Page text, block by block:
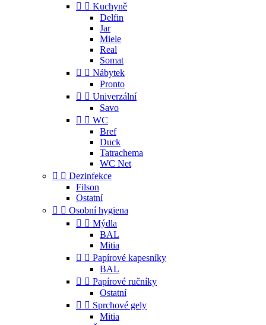
  Kuchyně
Delfin
Jar
Miele
Real
Somat
  Nábytek
Pronto
  Univerzální
Savo
  WC
Bref
Duck
Tatrachema
WC Net
  Dezinfekce
Filson
Ostatní
  Osobní hygiena
  Mýdla
BAL
Mitia
  Papírové kapesníky
BAL
  Papírové ručníky
Ostatní
  Sprchové gely
Mitia